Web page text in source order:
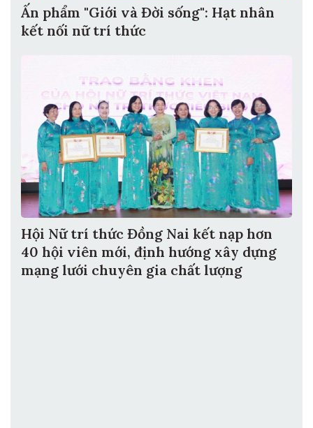
Ấn phẩm "Giới và Đời sống": Hạt nhân
kết nối nữ trí thức
Hội Nữ trí thức Đồng Nai kết nạp hơn
40 hội viên mới, định hướng xây dựng
mạng lưới chuyên gia chất lượng